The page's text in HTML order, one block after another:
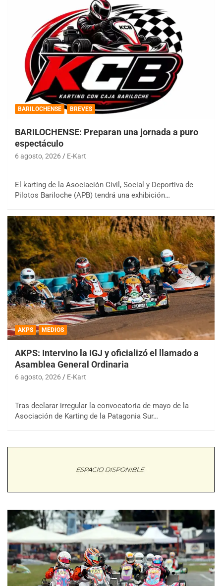
BARILOCHENSE BREVES
BARILOCHENSE: Preparan una jornada a puro
espectáculo
6 agosto, 2026 E-Kart
El karting de la Asociación Civil, Social y Deportiva de
Pilotos Bariloche (APB) tendrá una exhibición…
AKPS MEDIOS
AKPS: Intervino la IGJ y oficializó el llamado a
Asamblea General Ordinaria
6 agosto, 2026 E-Kart
Tras declarar irregular la convocatoria de mayo de la
Asociación de Karting de la Patagonia Sur…